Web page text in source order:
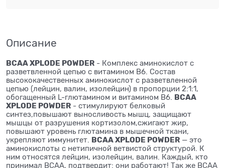
Описание
ВСАА XPLODE POWDER - Комплекс аминокислот с
разветвленной цепью с витамином В6. Состав
высококачественных аминокислот с разветвленной
цепью (лейцин, валин, изолейцин) в пропорции 2:1:1,
обогащенный L-глютамином и витамином В6. ВСАА
XPLODE POWDER - стимулируют белковый
синтез,повышают выносливость мышц, защищают
мышцы от разрушения кортизолом,сжигают жир,
повышают уровень глютамина в мышечной ткани,
укрепляют иммунитет. ВСАА XPLODE POWDER — это
аминокислоты с нетипичной ветвистой структурой. К
ним относятся лейцин, изолейцин, валин. Каждый, кто
принимал ВСАА, подтвердит: они работают! Так же BCAA